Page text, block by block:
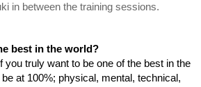
in between the training sessions.
best in the world?
you truly want to be one of the best in the
at 100%; physical, mental, technical,